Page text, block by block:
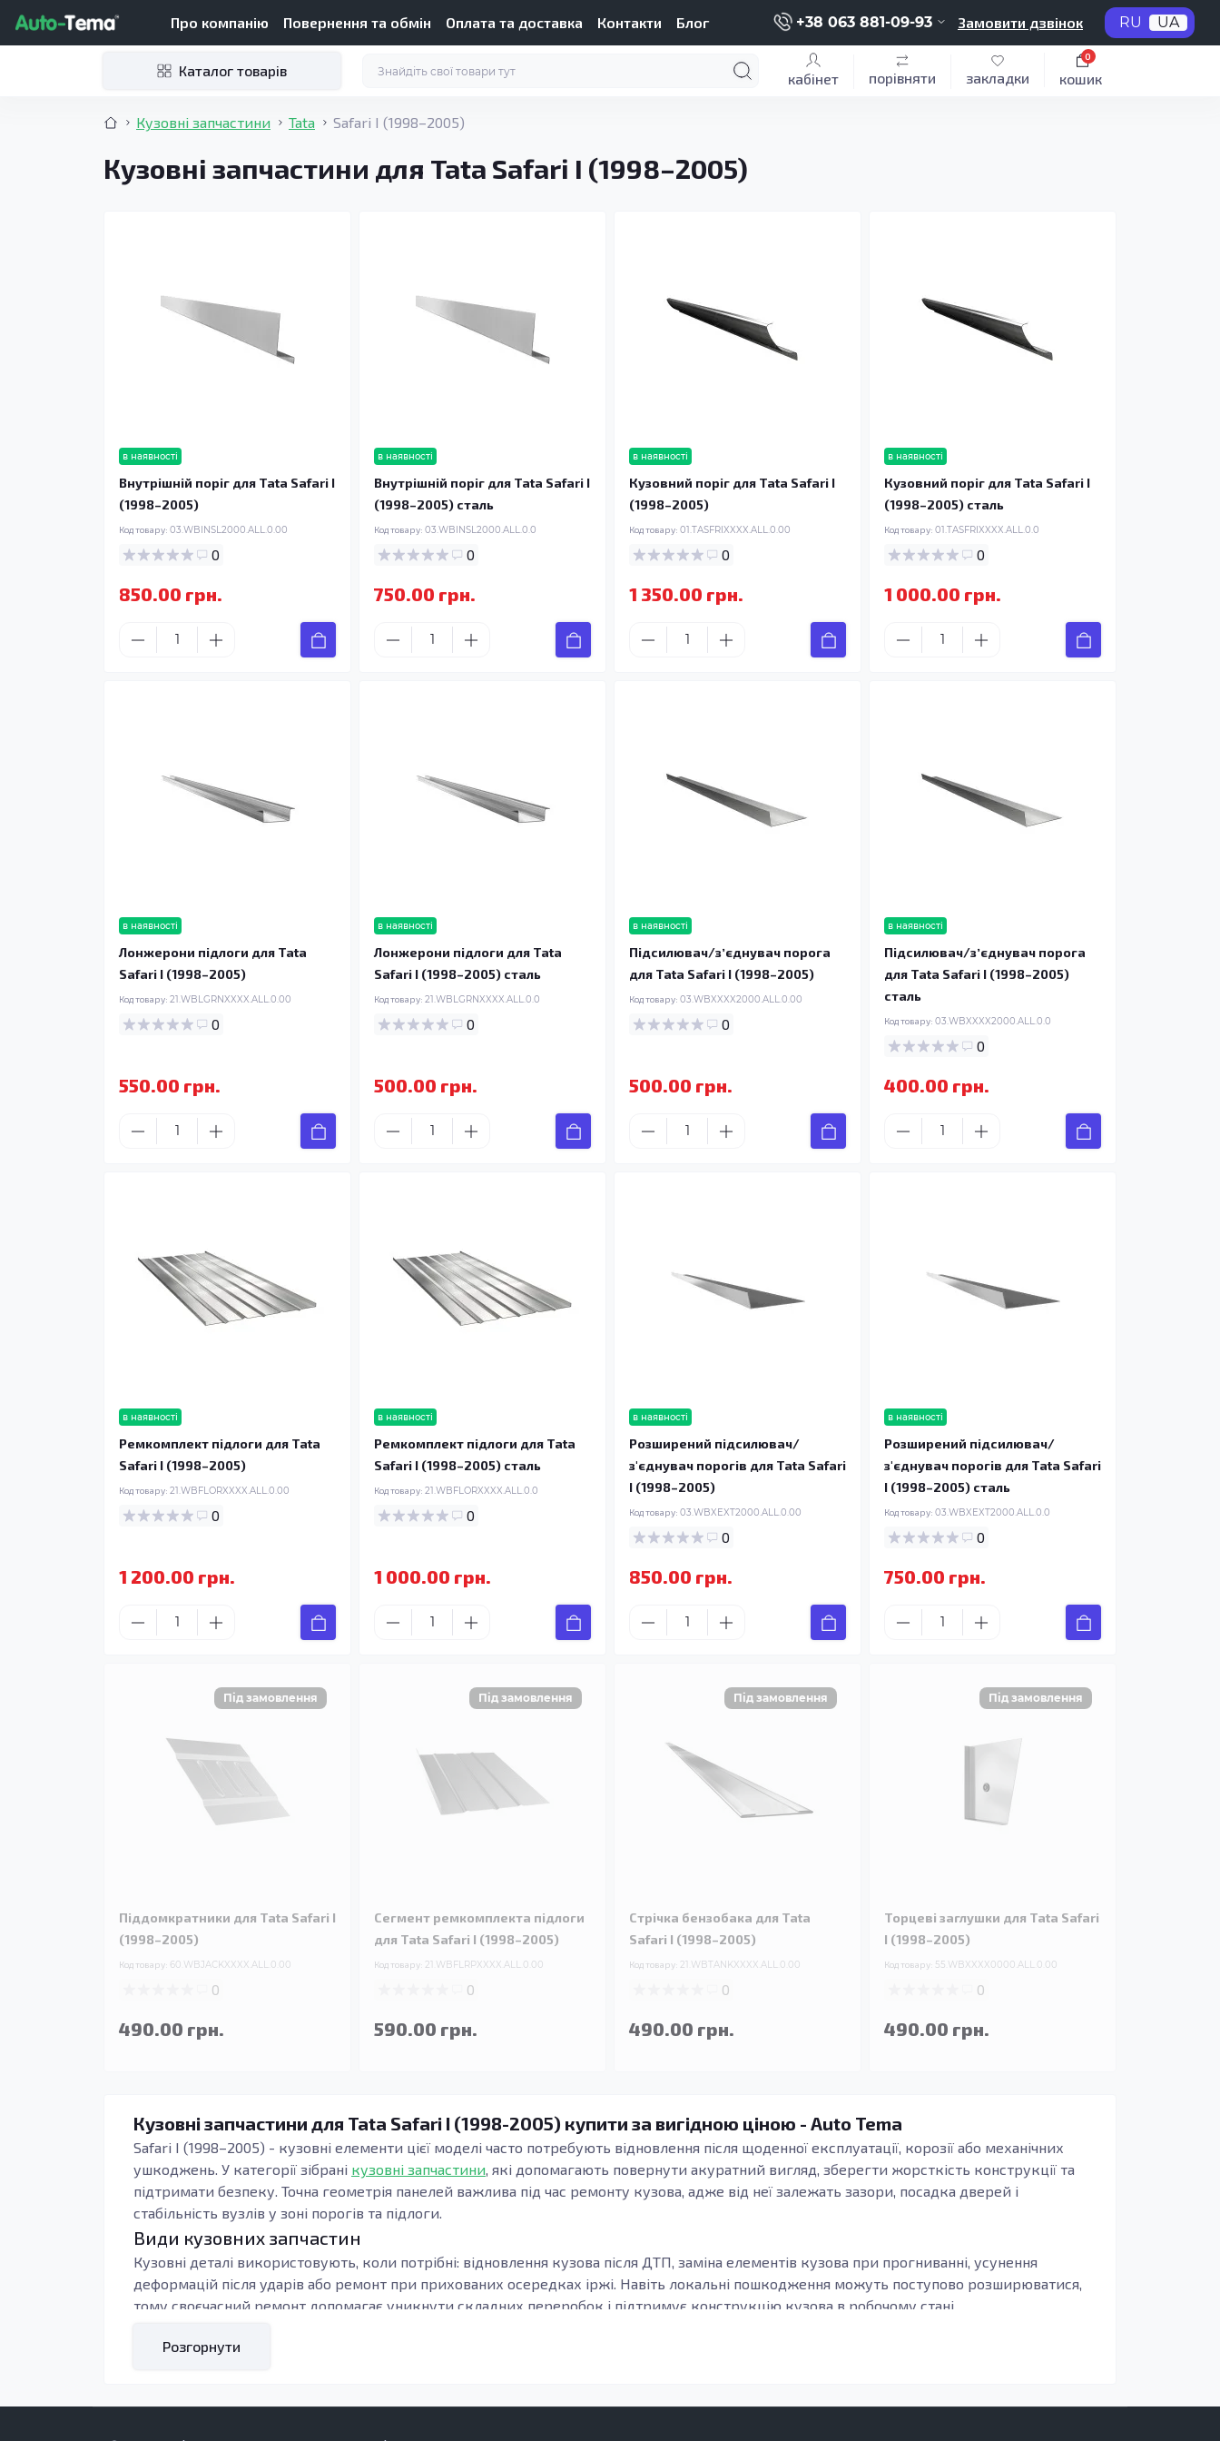
Про компанію Повернення та обмін Оплата та доставка Контакти Блог +38 063 881-09-93 Замовити дзвінок RU UA
Каталог товарів кабінет порівняти закладки кошик
0
Кузовні запчастини Tata Safari I (1998–2005)
Кузовні запчастини для Tata Safari I (1998–2005)
в наявності
Внутрішній поріг для Tata Safari I
(1998–2005)
Код товару: 03.WBINSL2000.ALL.0.00
0
850.00 грн.
в наявності
Внутрішній поріг для Tata Safari I
(1998–2005) сталь
Код товару: 03.WBINSL2000.ALL.0.0
0
750.00 грн.
в наявності
Кузовний поріг для Tata Safari I
(1998–2005)
Код товару: 01.TASFRIXXXX.ALL.0.00
0
1 350.00 грн.
в наявності
Кузовний поріг для Tata Safari I
(1998–2005) сталь
Код товару: 01.TASFRIXXXX.ALL.0.0
0
1 000.00 грн.
в наявності
Лонжерони підлоги для Tata
Safari I (1998–2005)
Код товару: 21.WBLGRNXXXX.ALL.0.00
0
550.00 грн.
в наявності
Лонжерони підлоги для Tata
Safari I (1998–2005) сталь
Код товару: 21.WBLGRNXXXX.ALL.0.0
0
500.00 грн.
в наявності
Підсилювач/зʼєднувач порога
для Tata Safari I (1998–2005)
Код товару: 03.WBXXXX2000.ALL.0.00
0
500.00 грн.
в наявності
Підсилювач/зʼєднувач порога
для Tata Safari I (1998–2005)
сталь
Код товару: 03.WBXXXX2000.ALL.0.0
0
400.00 грн.
в наявності
Ремкомплект підлоги для Tata
Safari I (1998–2005)
Код товару: 21.WBFLORXXXX.ALL.0.00
0
1 200.00 грн.
в наявності
Ремкомплект підлоги для Tata
Safari I (1998–2005) сталь
Код товару: 21.WBFLORXXXX.ALL.0.0
0
1 000.00 грн.
в наявності
Розширений підсилювач/
з'єднувач порогів для Tata Safari
I (1998–2005)
Код товару: 03.WBXEXT2000.ALL.0.00
0
850.00 грн.
в наявності
Розширений підсилювач/
з'єднувач порогів для Tata Safari
I (1998–2005) сталь
Код товару: 03.WBXEXT2000.ALL.0.0
0
750.00 грн.
Піддомкратники для Tata Safari I
(1998–2005)
Код товару: 60.WBJACKXXXX.ALL.0.00
0
490.00 грн.
Сегмент ремкомплекта підлоги
для Tata Safari I (1998–2005)
Код товару: 21.WBFLRPXXXX.ALL.0.00
0
590.00 грн.
Стрічка бензобака для Tata
Safari I (1998–2005)
Код товару: 21.WBTANKXXXX.ALL.0.00
0
490.00 грн.
Торцеві заглушки для Tata Safari
I (1998–2005)
Код товару: 55.WBXXXX0000.ALL.0.00
0
490.00 грн.
Кузовні запчастини для Tata Safari I (1998-2005) купити за вигідною ціною - Auto Tema
Safari I (1998–2005) - кузовні елементи цієї моделі часто потребують відновлення після щоденної експлуатації, корозії або механічних
ушкоджень. У категорії зібрані кузовні запчастини, які допомагають повернути акуратний вигляд, зберегти жорсткість конструкції та
підтримати безпеку. Точна геометрія панелей важлива під час ремонту кузова, адже від неї залежать зазори, посадка дверей і
стабільність вузлів у зоні порогів та підлоги.
Види кузовних запчастин
Кузовні деталі використовують, коли потрібні: відновлення кузова після ДТП, заміна елементів кузова при прогниванні, усунення
деформацій після ударів або ремонт при прихованих осередках іржі. Навіть локальні пошкодження можуть поступово розширюватися,
тому своєчасний ремонт допомагає уникнути складних переробок і підтримує конструкцію кузова в робочому стані.
Під час підбору орієнтуються на тип кузова, модифікацію та місце встановлення елемента. Важливо, щоб деталь повторювала заводські
Кому підходять ці запчастини
Розгорнути